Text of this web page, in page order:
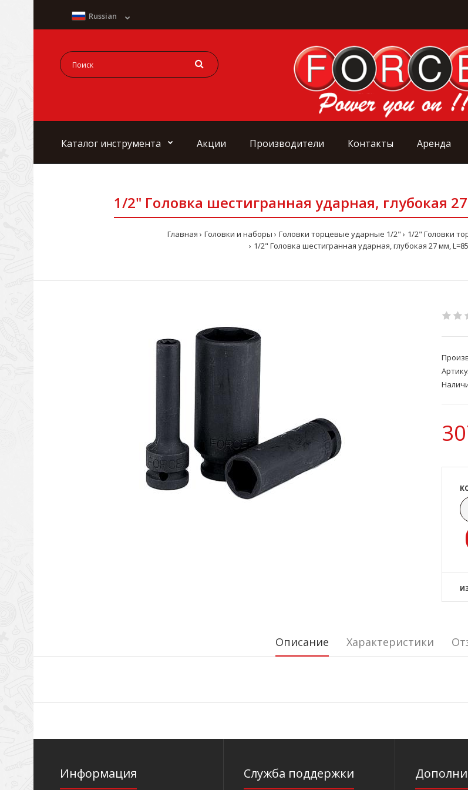
Russian
Каталог инструмента Акции Производители Контакты Аренда
1/2" Головка шестигранная ударная, глубокая
Главная Головки и наборы Головки торцевые ударные 1/2"
1/2" Головки
1/2" Головка шестигранная ударная, глубокая 27 мм, L=85
Описание Характеристики
Информация Служба поддержки